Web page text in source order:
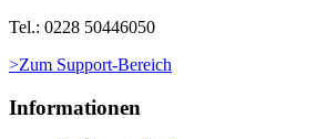
Tel.: 0228 50446050
>Zum Support-Bereich
Informationen